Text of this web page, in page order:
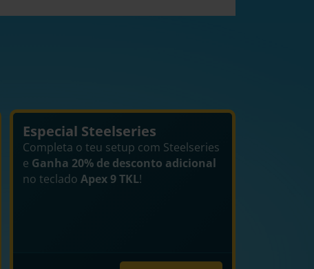
Especial Steelseries
Completa o teu setup com Steelseries
e Ganha 20% de desconto adicional
no tecladoApex 9 TKL!